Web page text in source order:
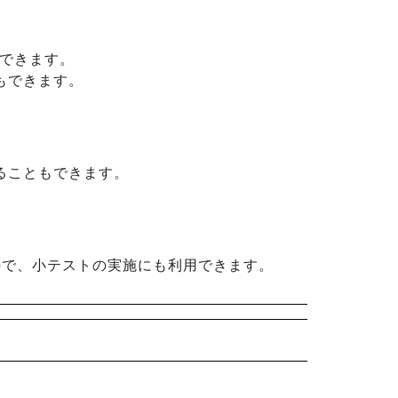
きます。
きます。
ともできます。
、小テストの実施にも利用できます。